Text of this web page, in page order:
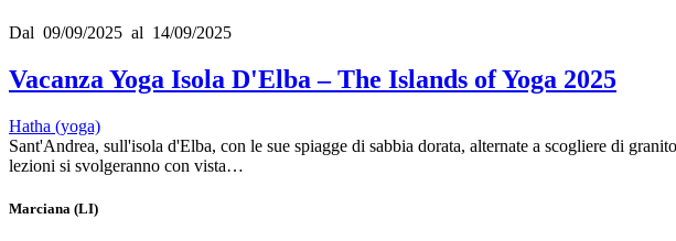
Dal 09/09/2025 al 14/09/2025
Vacanza Yoga Isola D'Elba – The Islands of Yoga 2025
Hatha (yoga)
Sant'Andrea, sull'isola d'Elba, con le sue spiagge di sabbia dorata, alternate a scogliere di
lezioni si svolgeranno con vista…
Marciana (LI)